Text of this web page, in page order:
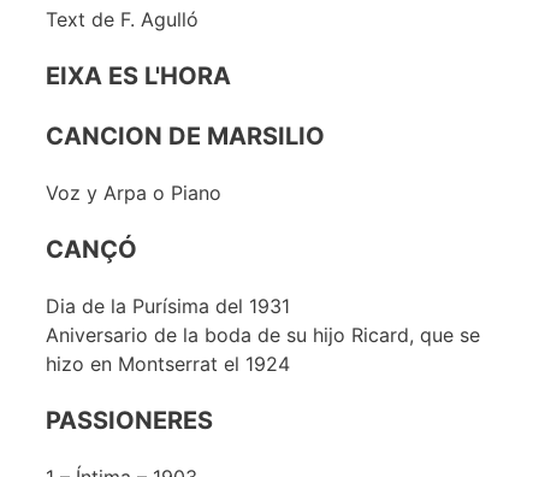
Text de F. Agulló
EIXA ES L'HORA
CANCION DE MARSILIO
Voz y Arpa o Piano
CANÇÓ
Dia de la Purísima del 1931
Aniversario de la boda de su hijo Ricard, que se
hizo en Montserrat el 1924
PASSIONERES